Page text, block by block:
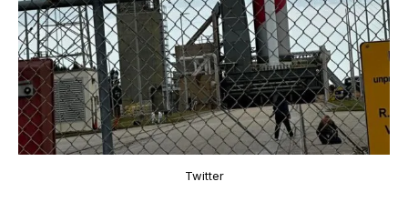
Twitter